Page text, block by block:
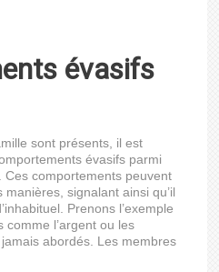
évasifs
sont présents, il est
évasifs parmi
Ces comportements peuvent
signalant ainsi qu’il
Prenons l’exemple
comme l’argent ou les
abordés. Les membres